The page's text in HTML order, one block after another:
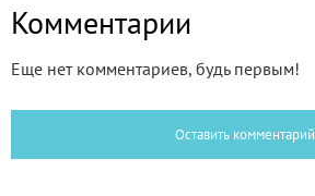
Комментарии
Еще нет комментариев, будь первым!
Оставить комментарий